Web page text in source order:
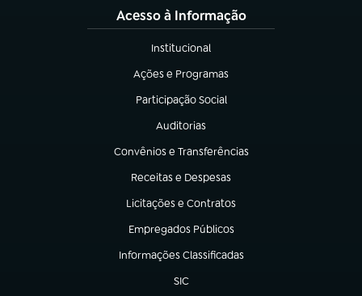
Acesso à Informação
Institucional
(abre em nova aba)
Ações e Programas
(abre em nova aba)
Participação Social
(abre em nova aba)
Auditorias
(abre em nova aba)
Convênios e Transferências
(abre em nova aba)
Receitas e Despesas
(abre em nova aba)
Licitações e Contratos
(abre em nova aba)
Empregados Públicos
(abre em nova aba)
Informações Classificadas
(abre em nova aba)
SIC
(abre em nova aba)